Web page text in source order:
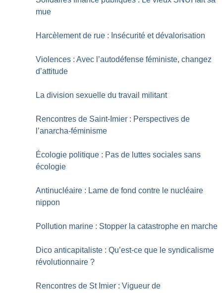
mue
Harcèlement de rue : Insécurité et dévalorisation
Violences : Avec l’autodéfense féministe, changez
d’attitude
La division sexuelle du travail militant
Rencontres de Saint-Imier : Perspectives de
l’anarcha-féminisme
Écologie politique : Pas de luttes sociales sans
écologie
Antinucléaire : Lame de fond contre le nucléaire
nippon
Pollution marine : Stopper la catastrophe en marche
Dico anticapitaliste : Qu’est-ce que le syndicalisme
révolutionnaire ?
Rencontres de St Imier : Vigueur de